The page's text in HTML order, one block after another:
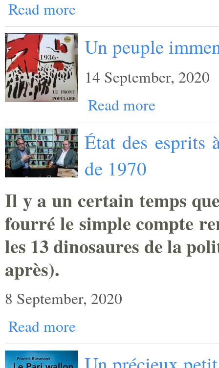
Read more
Un peuple
14 September, 2020
Read more
État des esprits
de 1970
Il y a un certain temps
fourré le simple compte
les 13 dinosaures de la
après).
8 September, 2020
Read more